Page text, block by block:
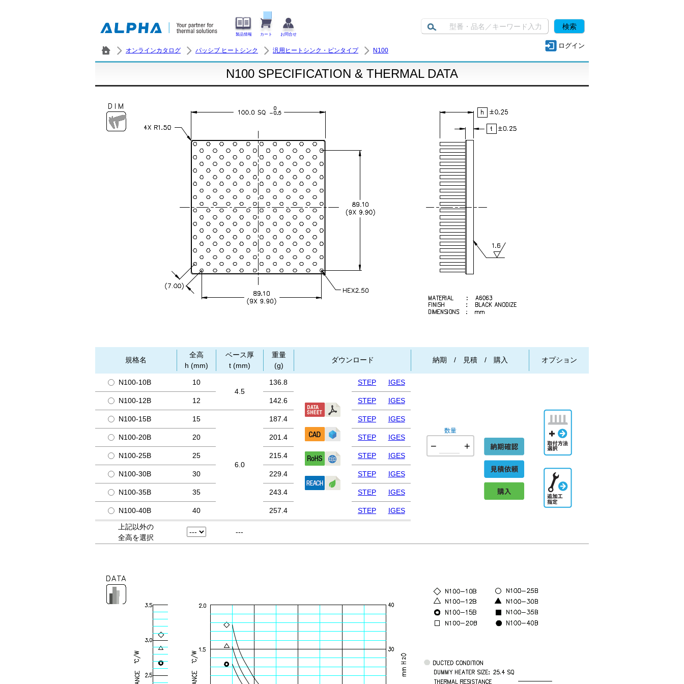
製品情報 カート お問合せ
ログイン
オンラインカタログ パッシブ ヒートシンク 汎用ヒートシンク・ピンタイプ N100
N100 SPECIFICATION & THERMAL DATA
規格名
全高
h (mm)
ベース厚
t (mm)
重量
(g)
ダウンロード 納期 / 見積 / 購入 オプション
N100-10B
10
4.5
136.8 STEP IGES
数量
− + 納期確認
見積依頼
購入
取付方法
選択
追加工指
定
N100-12B 12 142.6 STEP IGES
N100-15B 15
6.0
187.4 STEP IGES
N100-20B 20 201.4 STEP IGES
N100-25B 25 215.4 STEP IGES
N100-30B 30 229.4 STEP IGES
N100-35B 35 243.4 STEP IGES
N100-40B 40 257.4 STEP
IGES
上記以外の
全高を選択
---